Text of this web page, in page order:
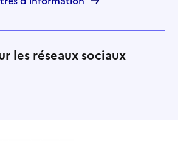
les réseaux sociaux